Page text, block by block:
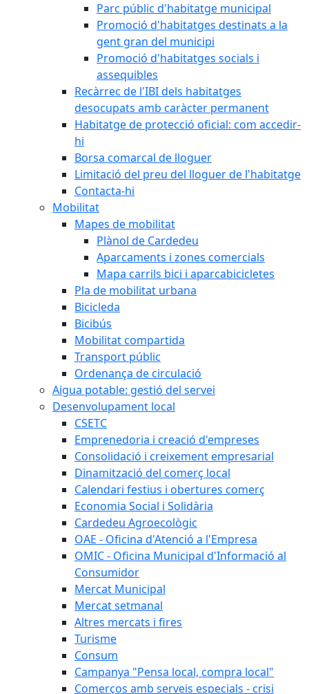
Parc públic d'habitatge municipal
Promoció d'habitatges destinats a la
gent gran del municipi
Promoció d'habitatges socials i
assequibles
Recàrrec de l'IBI dels habitatges
desocupats amb caràcter permanent
Habitatge de protecció oficial: com accedir-
hi
Borsa comarcal de lloguer
Limitació del preu del lloguer de l'habitatge
Contacta-hi
Mobilitat
Mapes de mobilitat
Plànol de Cardedeu
Aparcaments i zones comercials
Mapa carrils bici i aparcabicicletes
Pla de mobilitat urbana
Bicicleda
Bicibús
Mobilitat compartida
Transport públic
Ordenança de circulació
Aigua potable: gestió del servei
Desenvolupament local
CSETC
Emprenedoria i creació d'empreses
Consolidació i creixement empresarial
Dinamització del comerç local
Calendari festius i obertures comerç
Economia Social i Solidària
Cardedeu Agroecològic
OAE - Oficina d'Atenció a l'Empresa
OMIC - Oficina Municipal d'Informació al
Consumidor
Mercat Municipal
Mercat setmanal
Altres mercats i fires
Turisme
Consum
Campanya "Pensa local, compra local"
Comerços amb serveis especials - crisi